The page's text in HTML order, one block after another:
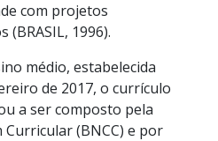
com projetos
(BRASIL, 1996).
médio, estabelecida
de 2017, o currículo
a ser composto pela
Curricular (BNCC) e por